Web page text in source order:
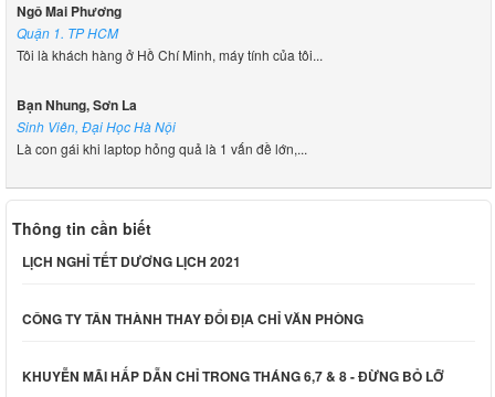
Ngô Mai Phương
Quận 1. TP HCM
Tôi là khách hàng ở Hồ Chí Minh, máy tính của tôi...
Bạn Nhung, Sơn La
Sinh Viên, Đại Học Hà Nội
Là con gái khi laptop hỏng quả là 1 vấn đề lớn,...
Thông tin cần biết
LỊCH NGHỈ TẾT DƯƠNG LỊCH 2021
CÔNG TY TÂN THÀNH THAY ĐỔI ĐỊA CHỈ VĂN PHÒNG
KHUYỄN MÃI HẤP DẪN CHỈ TRONG THÁNG 6,7 & 8 - ĐỪNG BỎ LỠ